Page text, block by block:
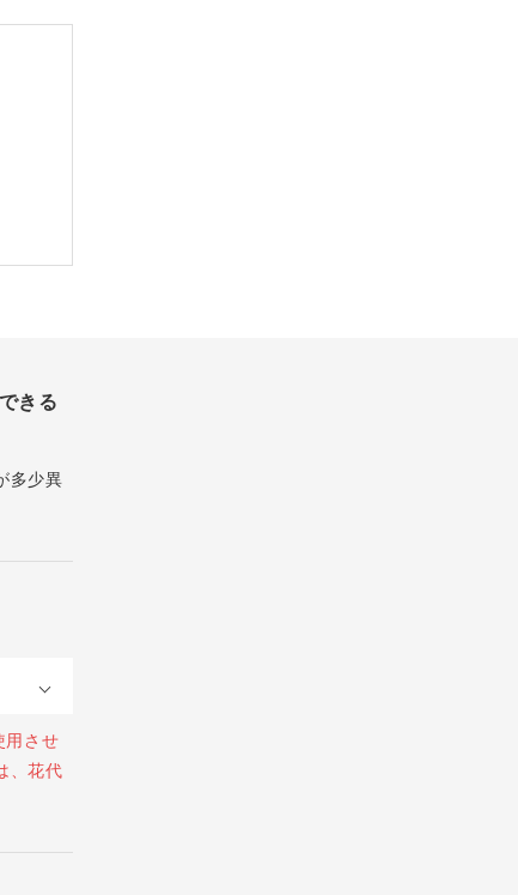
きる
多少異
用させ
、花代